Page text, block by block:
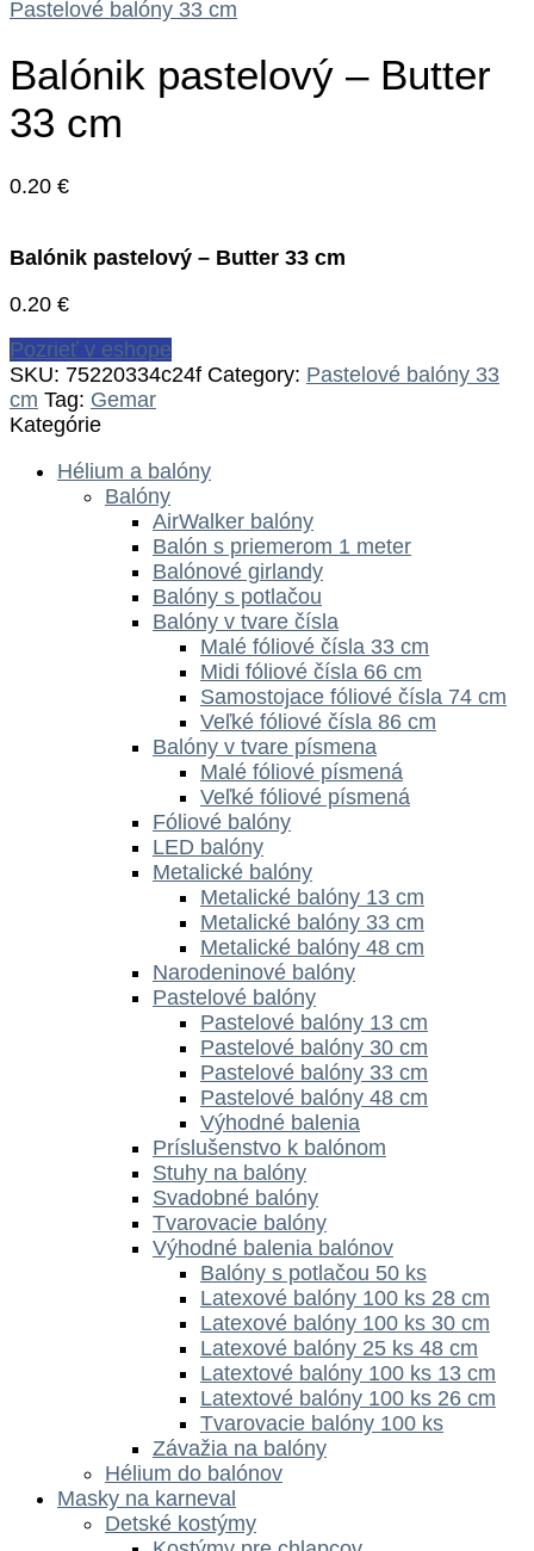
Pastelové balóny 33 cm
Balónik pastelový – Butter
33 cm
0.20 €
Balónik pastelový – Butter 33 cm
0.20 €
Pozrieť v eshope
SKU: 75220334c24f Category: Pastelové balóny 33
cm Tag: Gemar
Kategórie
Hélium a balóny
Balóny
AirWalker balóny
Balón s priemerom 1 meter
Balónové girlandy
Balóny s potlačou
Balóny v tvare čísla
Malé fóliové čísla 33 cm
Midi fóliové čísla 66 cm
Samostojace fóliové čísla 74 cm
Veľké fóliové čísla 86 cm
Balóny v tvare písmena
Malé fóliové písmená
Veľké fóliové písmená
Fóliové balóny
LED balóny
Metalické balóny
Metalické balóny 13 cm
Metalické balóny 33 cm
Metalické balóny 48 cm
Narodeninové balóny
Pastelové balóny
Pastelové balóny 13 cm
Pastelové balóny 30 cm
Pastelové balóny 33 cm
Pastelové balóny 48 cm
Výhodné balenia
Príslušenstvo k balónom
Stuhy na balóny
Svadobné balóny
Tvarovacie balóny
Výhodné balenia balónov
Balóny s potlačou 50 ks
Latexové balóny 100 ks 28 cm
Latexové balóny 100 ks 30 cm
Latexové balóny 25 ks 48 cm
Latextové balóny 100 ks 13 cm
Latextové balóny 100 ks 26 cm
Tvarovacie balóny 100 ks
Závažia na balóny
Hélium do balónov
Masky na karneval
Detské kostýmy